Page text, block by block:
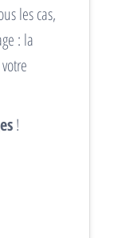
les cas,
: la
!